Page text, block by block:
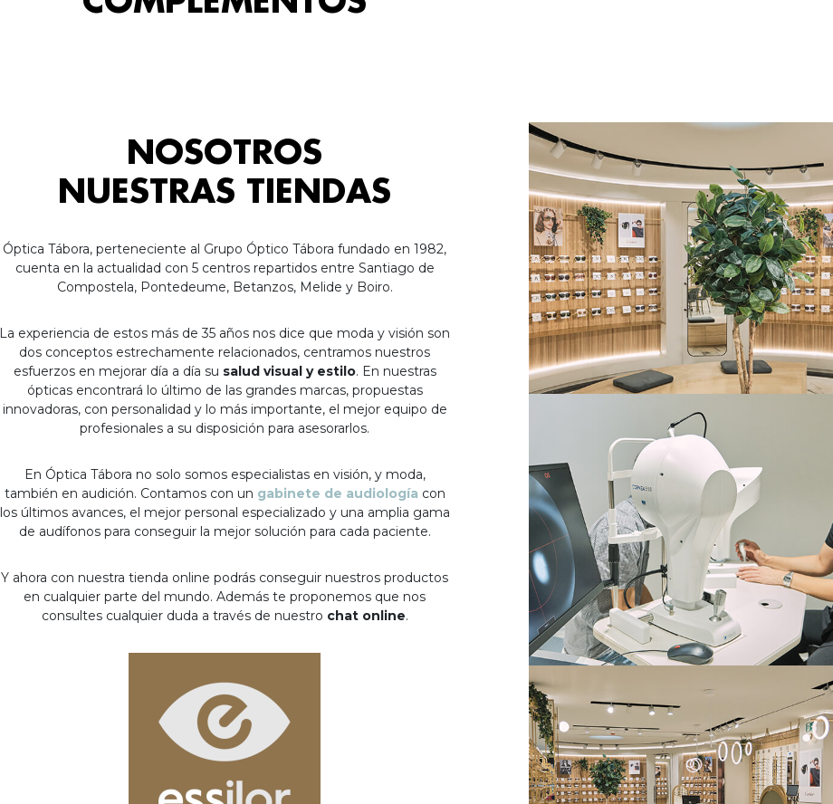
NOSOTROS
NUESTRAS TIENDAS
Óptica Tábora, perteneciente al Grupo Óptico Tábora fundado en 1982,
cuenta en la actualidad con 5 centros repartidos entre Santiago de
Compostela, Pontedeume, Betanzos, Melide y Boiro.
La experiencia de estos más de 35 años nos dice que moda y visión son
dos conceptos estrechamente relacionados, centramos nuestros
esfuerzos en mejorar día a día su salud visual y estilo. En nuestras
ópticas encontrará lo último de las grandes marcas, propuestas
innovadoras, con personalidad y lo más importante, el mejor equipo de
profesionales a su disposición para asesorarlos.
En Óptica Tábora no solo somos especialistas en visión, y moda,
también en audición. Contamos con un gabinete de audiología con
los últimos avances, el mejor personal especializado y una amplia gama
de audífonos para conseguir la mejor solución para cada paciente.
Y ahora con nuestra tienda online podrás conseguir nuestros productos
en cualquier parte del mundo. Además te proponemos que nos
consultes cualquier duda a través de nuestro chat online.